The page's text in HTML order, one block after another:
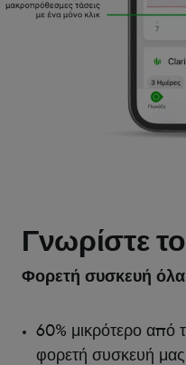
Γνωρίστε
Φορετή συσκευή
60% μικρότερο από
φορετή συσκευή μας